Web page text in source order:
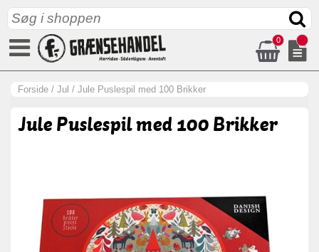
0
Forside / Jul / Jule Puslespil med 100 Brikker
Jule Puslespil med 100 Brikker